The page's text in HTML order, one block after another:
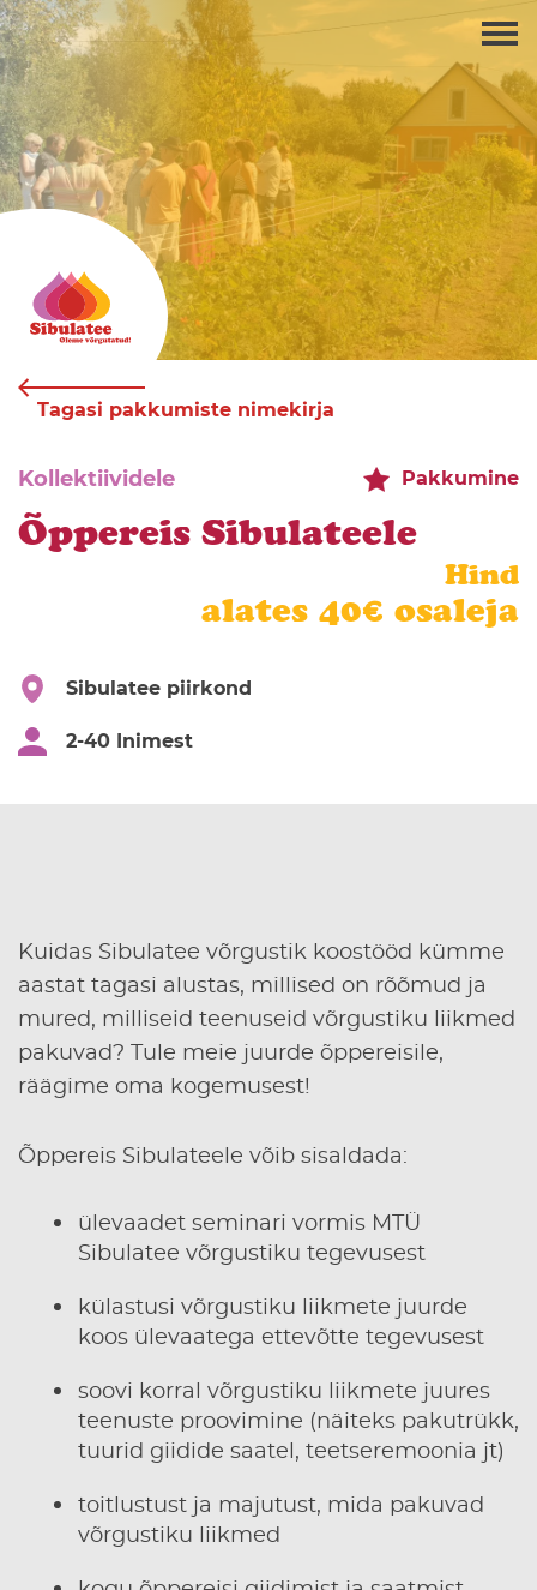
Tagasi pakkumiste nimekirja
Kollektiividele Pakkumine
Õppereis Sibulateele
Hind
alates 40€ osaleja
Sibulatee piirkond
2-40 Inimest
Kuidas Sibulatee võrgustik koostööd kümme
aastat tagasi alustas, millised on rõõmud ja
mured, milliseid teenuseid võrgustiku liikmed
pakuvad? Tule meie juurde õppereisile,
räägime oma kogemusest!
Õppereis Sibulateele võib sisaldada:
ülevaadet seminari vormis MTÜ
Sibulatee võrgustiku tegevusest
külastusi võrgustiku liikmete juurde
koos ülevaatega ettevõtte tegevusest
soovi korral võrgustiku liikmete juures
teenuste proovimine (näiteks pakutrükk,
tuurid giidide saatel, teetseremoonia jt)
toitlustust ja majutust, mida pakuvad
võrgustiku liikmed